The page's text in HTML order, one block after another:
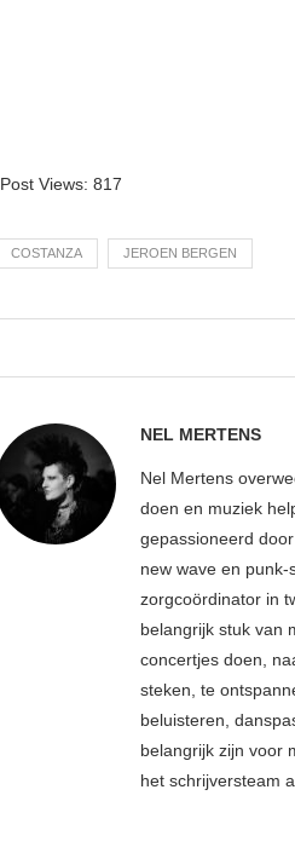
Post Views: 817
COSTANZA JEROEN BERGEN
NEL MERTENS
Nel Mertens
doen en muziek
gepassioneerd
new wave en
zorgcoördinator in
belangrijk stuk van
concertjes doen,
steken, te
beluisteren,
belangrijk zijn voor
het schrijversteam